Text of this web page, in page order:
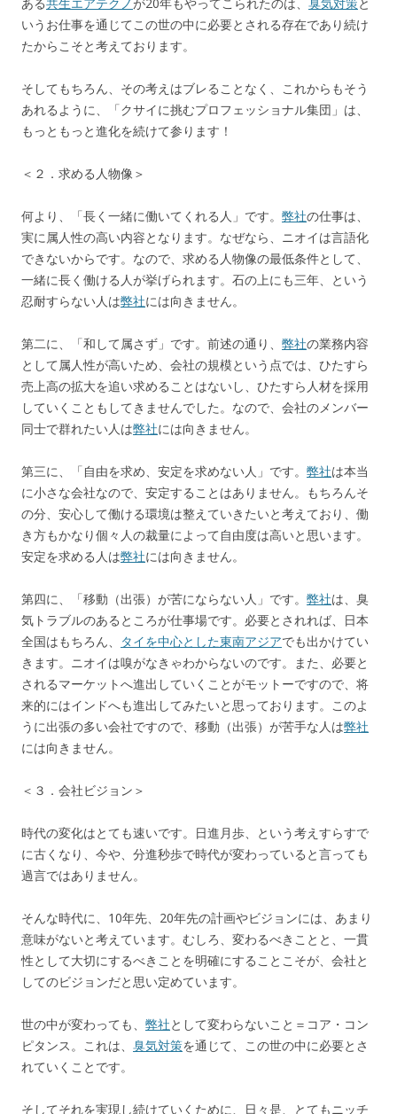
いうお仕事を通じてこの世の中に必要とされる存在であり続け
たからこそと考えております。
そしてもちろん、その考えはブレることなく、これからもそう
あれるように、「クサイに挑むプロフェッショナル集団」は、
もっともっと進化を続けて参ります！
＜２．求める人物像＞
何より、「長く一緒に働いてくれる人」です。 弊社の仕事は、
実に属人性の高い内容となります。なぜなら、ニオイは言語化
できないからです。なので、求める人物像の最低条件として、
一緒に長く働ける人が挙げられます。石の上にも三年、という
忍耐すらない人は弊社には向きません。
第二に、「和して属さず」です。前述の通り、 弊社の業務内容
として属人性が高いため、会社の規模という点では、ひたすら
売上高の拡大を追い求めることはないし、ひたすら人材を採用
していくこともしてきませんでした。なので、会社のメンバー
同士で群れたい人は弊社には向きません。
第三に、「自由を求め、安定を求めない人」です。 弊社は本当
に小さな会社なので、安定することはありません。もちろんそ
の分、安心して働ける環境は整えていきたいと考えており、働
き方もかなり個々人の裁量によって自由度は高いと思います。
安定を求める人は弊社には向きません。
第四に、「移動（出張）が苦にならない人」です。 弊社は、臭
気トラブルのあるところが仕事場です。必要とされれば、日本
全国はもちろん、
タイを中心とした東南アジアでも出かけてい
きます。ニオイは嗅がなきゃわからないのです。また、必要と
されるマーケットへ進出していくことがモットーですので、将
来的にはインドへも進出してみたいと思っております。このよ
うに出張の多い会社ですので、移動（出張）が苦手な人は弊社
には向きません。
＜３．会社ビジョン＞
時代の変化はとても速いです。日進月歩、という考えすらすで
に古くなり、今や、分進秒歩で時代が変わっていると言っても
過言ではありません。
そんな時代に、10年先、20年先の計画やビジョンには、あまり
意味がないと考えています。むしろ、変わるべきことと、一貫
性として大切にするべきことを明確にすることこそが、会社と
してのビジョンだと思い定めています。
世の中が変わっても、 弊社として変わらないこと＝コア・コン
ピタンス。これは、 臭気対策を通じて、この世の中に必要とさ
れていくことです。
そしてそれを実現し続けていくために、日々是、とてもニッチ